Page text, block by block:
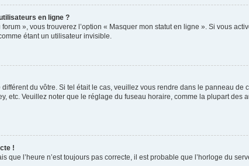
en ligne ?
», vous trouverez l’option « Masquer mon statut en ligne ». Si vous
étant un utilisateur invisible.
du vôtre. Si tel était le cas, veuillez vous rendre dans le panneau
etc. Veuillez noter que le réglage du fuseau horaire, comme la plupart des
!
que l’heure n’est toujours pas correcte, il est probable que l’horloge du